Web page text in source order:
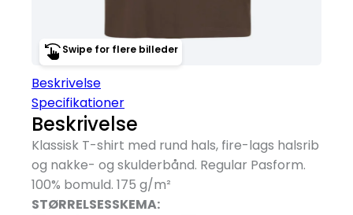
Swipe for flere billeder
Beskrivelse
Specifikationer
Beskrivelse
Klassisk T-shirt med rund hals, fire-lags halsrib
og nakke- og skulderbånd. Regular Pasform.
100% bomuld. 175 g/m²
STØRRELSESSKEMA: